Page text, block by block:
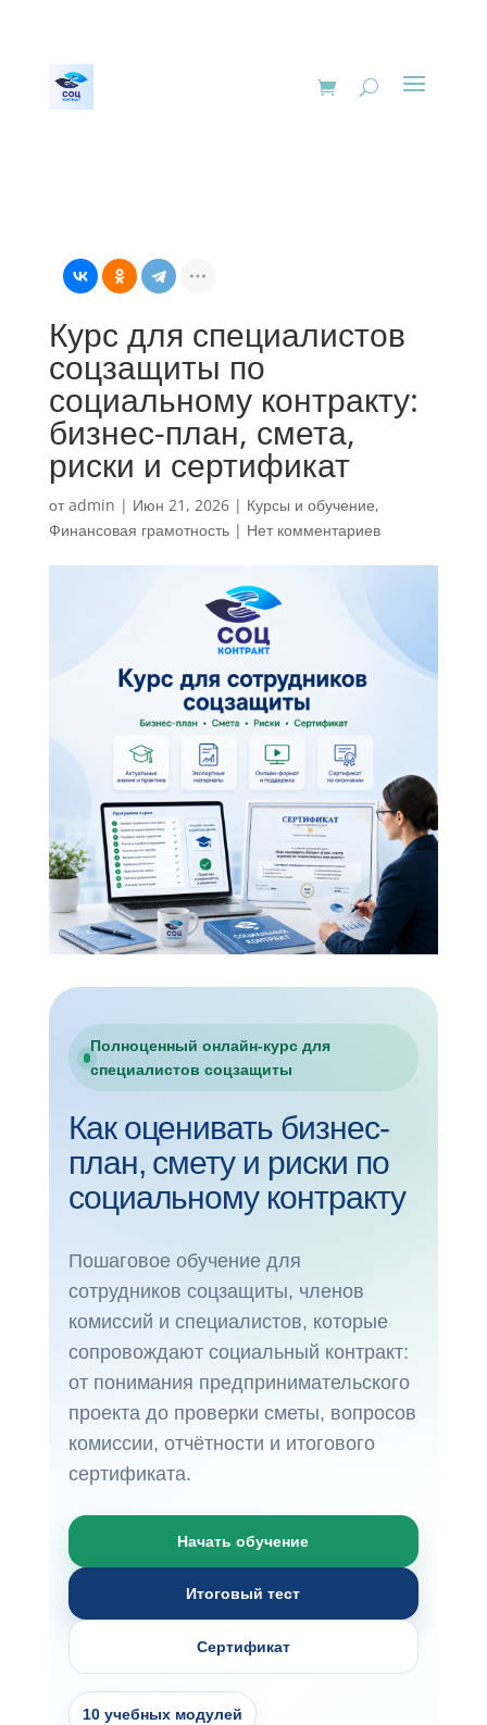
Курс для специалистов
соцзащиты по
социальному контракту:
бизнес-план, смета,
риски и сертификат
отadmin | Июн 21, 2026| Курсы и обучение,
Финансовая грамотность| Нет комментариев
Полноценный онлайн-курс для
специалистов соцзащиты
Как оценивать бизнес-
план, смету и риски по
социальному контракту
Пошаговое обучение для
сотрудников соцзащиты, членов
комиссий и специалистов, которые
сопровождают социальный контракт:
от понимания предпринимательского
проекта до проверки сметы, вопросов
комиссии, отчётности и итогового
сертификата.
Начать обучение
Итоговый тест
Сертификат
10 учебных модулей